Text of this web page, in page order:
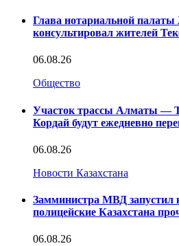
Глава нотариальной палаты
консультировал жителей
06.08.26
Общество
Участок трассы Алматы —
Кордай будут ежедневно
06.08.26
Новости Казахстана
Замминистра МВД
полицейские Казахстана
06.08.26